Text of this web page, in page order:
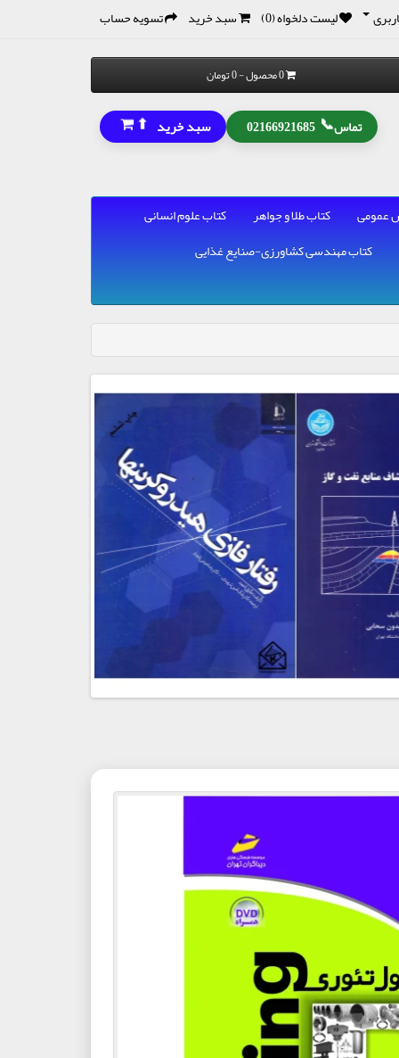
لیست دلخواه (0) سبد خرید تسویه حساب
0 محصول - 0 تومان
تماس📞
02166921685 سبد خرید ⬆
عمومی کتاب طلا و جواهر
کتاب علوم انسانی
کتاب مهندسی کشاورزی-صنایع غذایی